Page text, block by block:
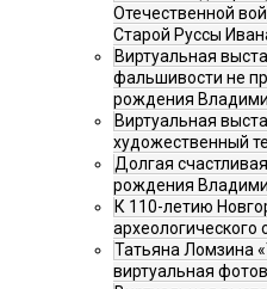
Отечественной
Старой Руссы
Виртуальная
фальшивости не
рождения
Виртуальная
художественный
Долгая
рождения
К 110-летию
археологического
Татьяна Ломзина
виртуальная